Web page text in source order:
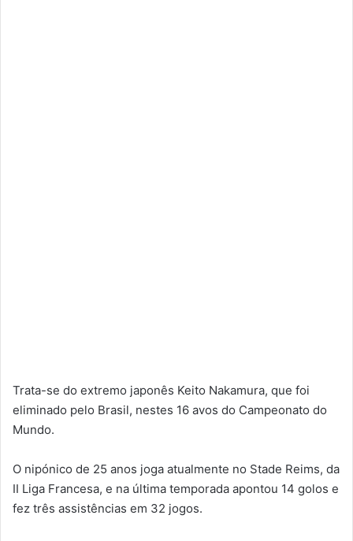
Trata-se do extremo japonês Keito Nakamura, que foi
eliminado pelo Brasil, nestes 16 avos do Campeonato do
Mundo.
O nipónico de 25 anos joga atualmente no Stade Reims, da
II Liga Francesa, e na última temporada apontou 14 golos e
fez três assistências em 32 jogos.